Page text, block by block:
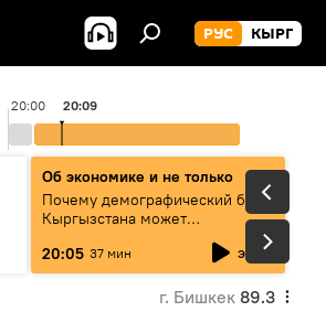
РУС КЫРГ
20:00 20:09
Об экономике и не только
Почему демографический бум
Кыргызстана может
превратиться в проблему и как
этого избежать
20:05 37 мин эфир
г. Бишкек 89.3